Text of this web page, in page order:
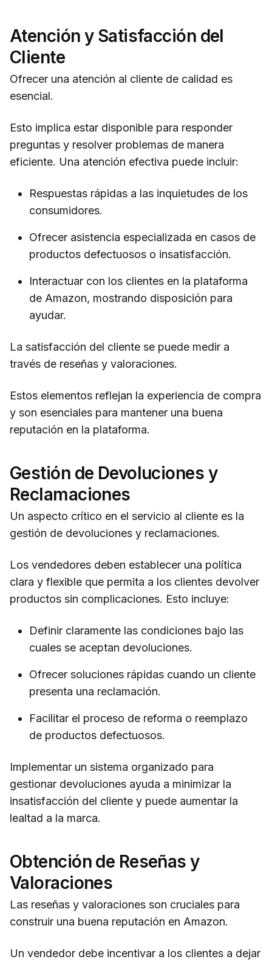
Atención y Satisfacción del
Cliente
Ofrecer una atención al cliente de calidad es
esencial.
Esto implica estar disponible para responder
preguntas y resolver problemas de manera
eficiente. Una atención efectiva puede incluir:
Respuestas rápidas a las inquietudes de los
consumidores.
Ofrecer asistencia especializada en casos de
productos defectuosos o insatisfacción.
Interactuar con los clientes en la plataforma
de Amazon, mostrando disposición para
ayudar.
La satisfacción del cliente se puede medir a
través de reseñas y valoraciones.
Estos elementos reflejan la experiencia de compra
y son esenciales para mantener una buena
reputación en la plataforma.
Gestión de Devoluciones y
Reclamaciones
Un aspecto crítico en el servicio al cliente es la
gestión de devoluciones y reclamaciones.
Los vendedores deben establecer una política
clara y flexible que permita a los clientes devolver
productos sin complicaciones. Esto incluye:
Definir claramente las condiciones bajo las
cuales se aceptan devoluciones.
Ofrecer soluciones rápidas cuando un cliente
presenta una reclamación.
Facilitar el proceso de reforma o reemplazo
de productos defectuosos.
Implementar un sistema organizado para
gestionar devoluciones ayuda a minimizar la
insatisfacción del cliente y puede aumentar la
lealtad a la marca.
Obtención de Reseñas y
Valoraciones
Las reseñas y valoraciones son cruciales para
construir una buena reputación en Amazon.
Un vendedor debe incentivar a los clientes a dejar